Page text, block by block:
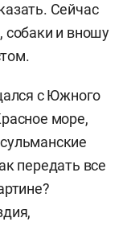
Сейчас
и вношу
с Южного
море,
передать все